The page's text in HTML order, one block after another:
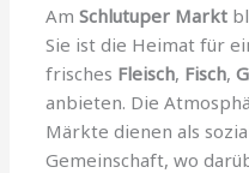
AmSchlutuper Markt
Sie ist die Heimat für
frisches Fleisch, Fisch,
anbieten. Die
Märkte dienen als
Gemeinschaft, wo